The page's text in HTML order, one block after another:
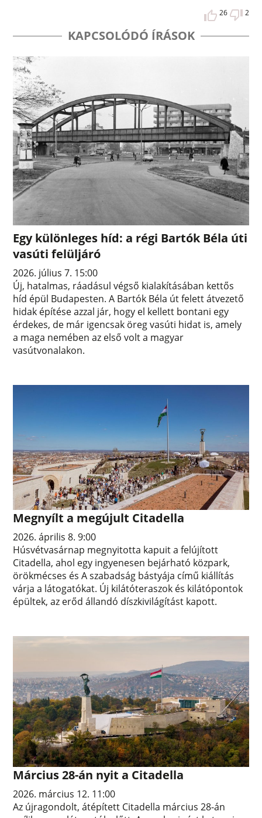
26 2
KAPCSOLÓDÓ ÍRÁSOK
Egy különleges híd: a régi Bartók Béla úti
vasúti felüljáró
2026. július 7. 15:00
Új, hatalmas, ráadásul végső kialakításában kettős
híd épül Budapesten. A Bartók Béla út felett átvezető
hidak építése azzal jár, hogy el kellett bontani egy
érdekes, de már igencsak öreg vasúti hidat is, amely
a maga nemében az első volt a magyar
vasútvonalakon.
Megnyílt a megújult Citadella
2026. április 8. 9:00
Húsvétvasárnap megnyitotta kapuit a felújított
Citadella, ahol egy ingyenesen bejárható közpark,
örökmécses és A szabadság bástyája című kiállítás
várja a látogatókat. Új kilátóteraszok és kilátópontok
épültek, az erőd állandó díszkivilágítást kapott.
Március 28-án nyit a Citadella
2026. március 12. 11:00
Az újragondolt, átépített Citadella március 28-án